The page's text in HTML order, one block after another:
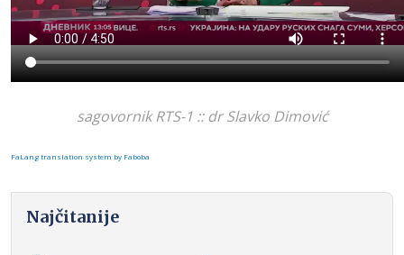
sagovornik RTS-1 :: dr Slavko Dimović
FaLang translation system by Faboba
Najčitanije